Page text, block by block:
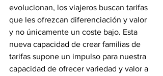
evolucionan, los viajeros buscan tarifas
que les ofrezcan diferenciación y valor
y no únicamente un coste bajo. Esta
nueva capacidad de crear familias de
tarifas supone un impulso para nuestra
capacidad de ofrecer variedad y valor a